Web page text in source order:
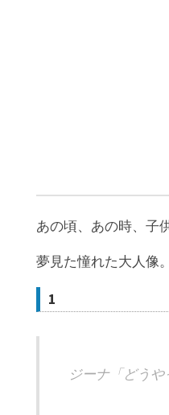
あの頃、あの時、子
夢見た憧れた大人像
1
ジーナ「どう